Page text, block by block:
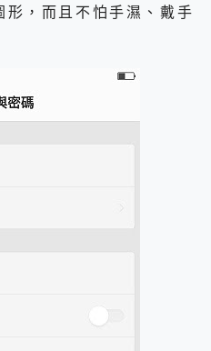
，而且不怕手濕、戴手